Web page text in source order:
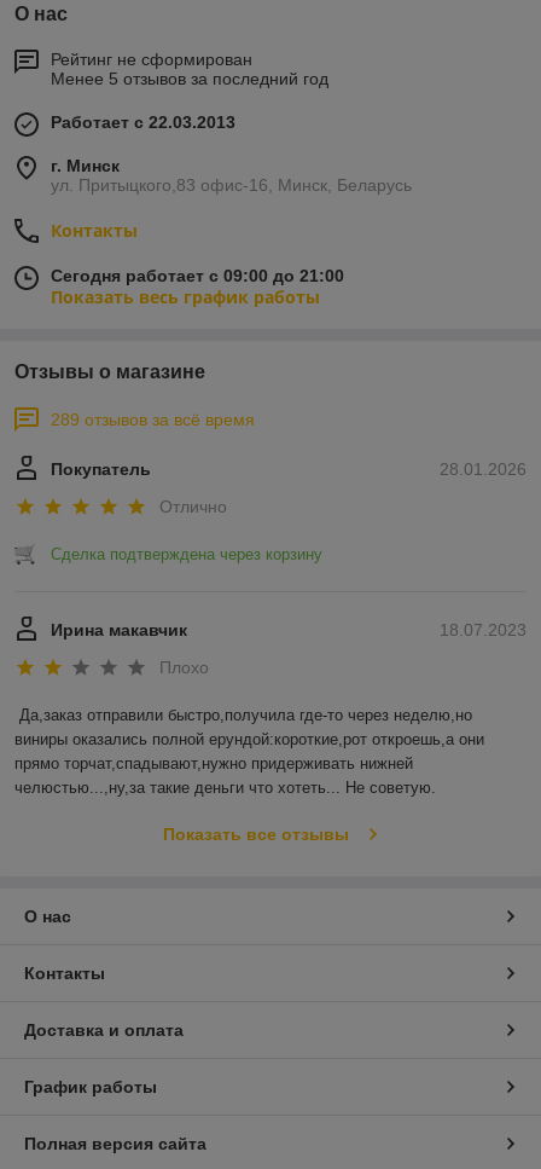
О нас
Рейтинг не сформирован
Менее 5 отзывов за последний год
Работает с 22.03.2013
г. Минск
ул. Притыцкого,83 офис-16, Минск, Беларусь
Контакты
Сегодня работает с 09:00 до 21:00
Показать весь график работы
Отзывы о магазине
289 отзывов за всё время
28.01.2026
Покупатель
Отлично
Сделка подтверждена через корзину
18.07.2023
Ирина макавчик
Плохо
Да,заказ отправили быстро,получила где-то через неделю,но
виниры оказались полной ерундой:короткие,рот откроешь,а они
прямо торчат,спадывают,нужно придерживать нижней
челюстью...,ну,за такие деньги что хотеть... Не советую.
Показать все отзывы
О нас
Контакты
Доставка и оплата
График работы
Полная версия сайта